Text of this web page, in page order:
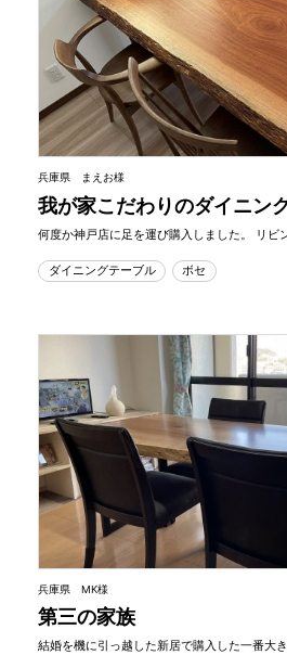
兵庫県 まえお様
我が家こだわりのダイニン
何度か神戸店に足を運び購入しました。 リビ
ダイニングテーブル ボセ
兵庫県 MK様
第三の家族
結婚を機に引っ越した新居で購入した一番大